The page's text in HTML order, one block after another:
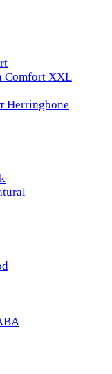
Comfort XXL
Herringbone